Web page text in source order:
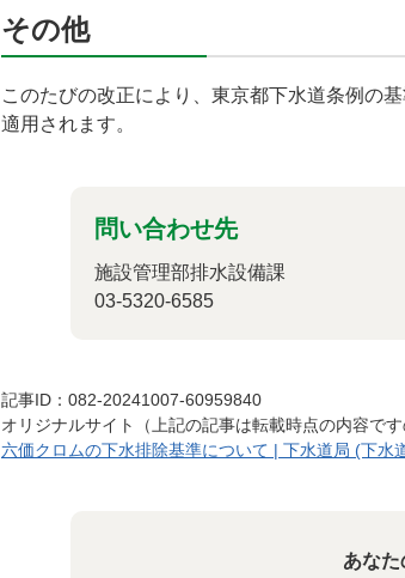
その他
このたびの改正により、東京都下水道条例の
適用されます。
問い合わせ先
施設管理部排水設備課
03-5320-6585
記事ID：082-20241007-60959840
オリジナルサイト（上記の記事は転載時点の内容で
六価クロムの下水排除基準について | 下水道局 (下水
あなた